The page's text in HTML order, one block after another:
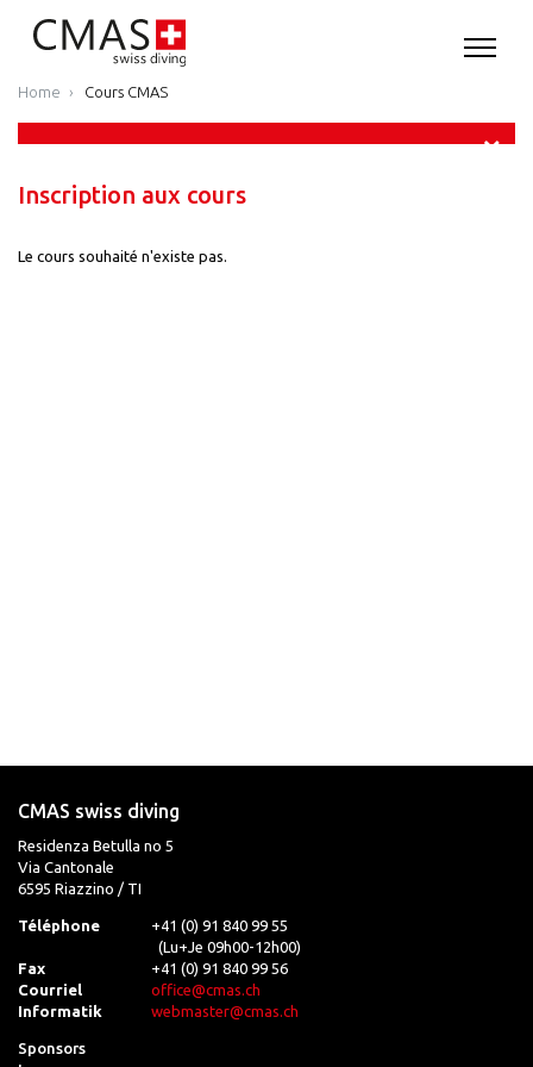
Home Cours CMAS
Inscription aux cours
Le cours souhaité n'existe pas.
CMAS swiss diving
Residenza Betulla no 5
Via Cantonale
6595 Riazzino / TI
Téléphone
+41 (0) 91 840 99 55
(Lu+Je 09h00-12h00)
Fax
+41 (0) 91 840 99 56
Courriel
office@cmas.ch
Informatik
webmaster@cmas.ch
Sponsors